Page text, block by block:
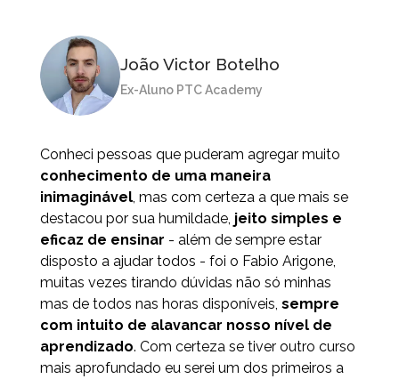
Conheci pessoas que puderam agregar muito
conhecimento de uma maneira
inimaginável , mas com certeza a que mais se
destacou por sua humildade, jeito simples e
eficaz de ensinar - além de sempre estar
disposto a ajudar todos - foi o Fabio Arigone,
muitas vezes tirando dúvidas não só minhas
mas de todos nas horas disponíveis, sempre
com intuito de alavancar nosso nível de
aprendizado. Com certeza se tiver outro curso
mais aprofundado eu serei um dos primeiros a
João Victor Botelho
Ex-Aluno PTC Academy